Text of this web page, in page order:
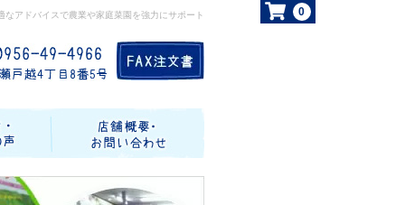
アドバイスで農業や家庭菜園を強力にサポート 0